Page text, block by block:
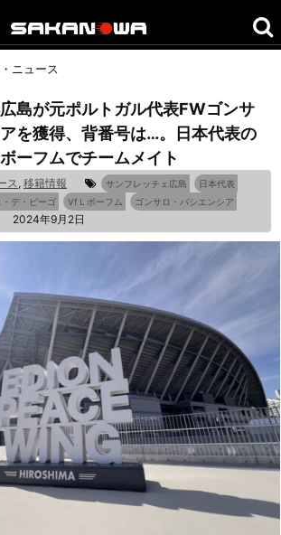
ニュース
広島が元ポルトガル代表FWゴンサ
を獲得、背番号は…。日本代表の
ーフムでチームメイト
ス, 移籍情報 サンフレッチェ広島
日本代表
・デ・ビーゴ VfＬボーフム ゴンサロ・パシエンシア
2024年9月2日